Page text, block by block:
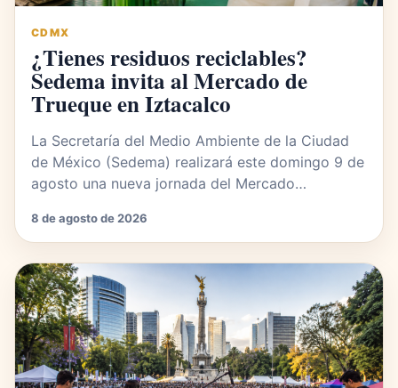
CDMX
¿Tienes residuos reciclables?
Sedema invita al Mercado de
Trueque en Iztacalco
La Secretaría del Medio Ambiente de la Ciudad
de México (Sedema) realizará este domingo 9 de
agosto una nueva jornada del Mercado…
8 de agosto de 2026